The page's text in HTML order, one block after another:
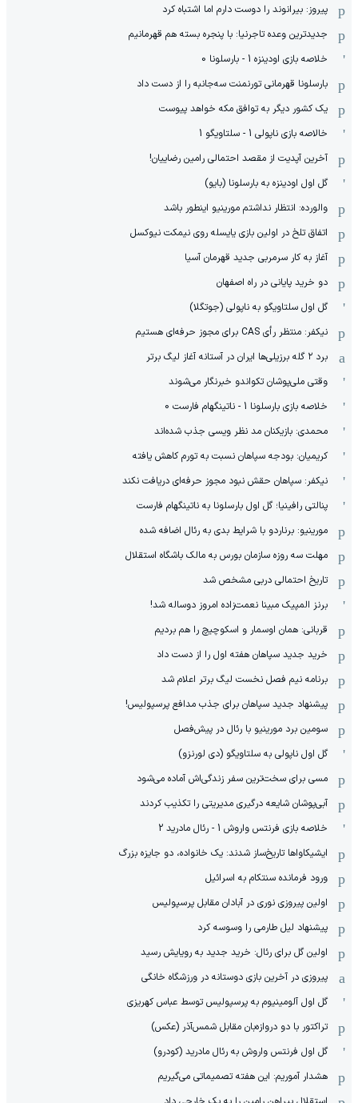
پیروز: بیرانوند را دوست دارم اما اشتباه کرد
جدیدترین وعده تاجرنیا: با پنجره بسته هم قهرمانیم
خلاصه بازی اودینزه 1 - بارسلونا 0
بارسلونا قهرمانی تورنمنت سه‌جانبه را از دست داد
یک کشور دیگر به توافق مکه خواهد پیوست
خالاصه بازی ناپولی 1 - سلتاویگو 1
آخرین آپدیت از مقصد احتمالی رامین رضاییان!
گل اول اودینزه به بارسلونا (بایو)
والورده: انتظار نداشتم مورینیو اینطور باشد
اتفاق تلخ در اولین بازی یایسله روی نیمکت نیوکسل
آغاز به کار سرمربی جدید قهرمان آسیا
دو خرید پایانی در راه اصفهان
گل اول سلتاویگو به ناپولی (جوتگلا)
نیکفر: منتظر رأی CAS برای مجوز حرفه‌ای هستیم
برد ۲ گله برزیلی‌ها ایران در آستانه آغاز لیگ برتر
وقتی ملی‌پوشان تکواندو خبرنگار می‌شوند
خلاصه بازی بارسلونا 1 - ناتینگهام فارست 0
محمدی: بازیکنان مد نظر ویسی جذب شده‌اند
کریمیان: بودجه سپاهان نسبت به تورم کاهش یافته
نیکفر: سپاهان حقش نبود مجوز حرفه‌ای دریافت نکند
پنالتی رافینیا؛ گل اول بارسلونا به ناتینگهام فارست
مورینیو: برناردو با شرایط بدی به رئال اضافه شده
مهلت سه روزه سازمان بورس به مالک باشگاه استقلال
تاریخ احتمالی دربی مشخص شد
برنز المپیک مبینا نعمت‌زاده امروز دوساله شد!
قربانی: همان اوسمار و اسکوچیچ را هم بردیم
خرید جدید سپاهان هفته اول را از دست داد
برنامه نیم فصل نخست لیگ برتر اعلام شد
پیشنهاد جدید سپاهان برای جذب مدافع پرسپولیس!
سومین برد مورینیو با رئال در پیش‌فصل
گل اول ناپولی به سلتاویگو (دی لورنزو)
مسی برای سخت‌ترین سفر زندگی‌اش آماده می‌شود
آبی‌پوشان شایعه درگیری مدیریتی را تکذیب کردند
خلاصه بازی فرنتس واروش 1 - رئال مادرید 2
ایشیکاوا‌ها تاریخ‌ساز شدند: یک خانواده، دو جایزه بزرگ
ورود فرمانده سنتکام به اسرائیل
اولین پیروزی نوری در آبادان مقابل پرسپولیس
پیشنهاد لیل طارمی را وسوسه کرد
اولین گل برای رئال: خرید جدید به رویایش رسید
پیروزی در آخرین بازی دوستانه در ورزشگاه خانگی
گل اول آلومینیوم به پرسپولیس توسط عباس کهریزی
تراکتور با دو دروازه‌بان مقابل شمس‌آذر (عکس)
گل اول فرنتس واروش به رئال مادرید (کودرو)
هشدار آموریم: این هفته تصمیماتی می‌گیریم